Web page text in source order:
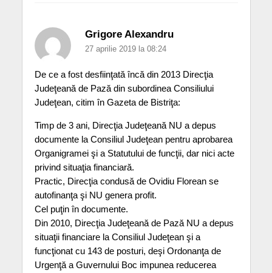
Grigore Alexandru
27 aprilie 2019 la 08:24
De ce a fost desfiinţată încă din 2013 Direcţia
Judeţeană de Pază din subordinea Consiliului
Judeţean, citim în Gazeta de Bistriţa:
Timp de 3 ani, Direcţia Judeţeană NU a depus
documente la Consiliul Judeţean pentru aprobarea
Organigramei şi a Statutului de funcţii, dar nici acte
privind situaţia financiară.
Practic, Direcţia condusă de Ovidiu Florean se
autofinanţa şi NU genera profit.
Cel puţin în documente.
Din 2010, Direcţia Judeţeană de Pază NU a depus
situaţii financiare la Consiliul Judeţean şi a
funcţionat cu 143 de posturi, deşi Ordonanţa de
Urgenţă a Guvernului Boc impunea reducerea